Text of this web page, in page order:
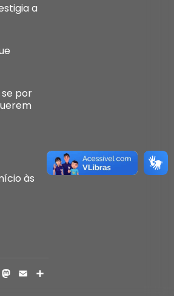
a
por
às
FACEBOOK
MASTODON
EMAIL